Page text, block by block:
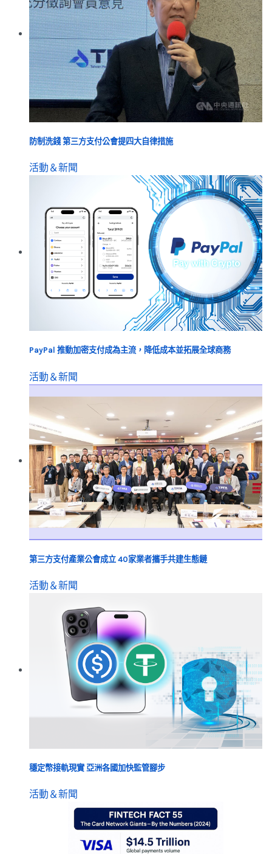
防制洗錢 第三方支付公會提四大自律措施
活動＆新聞
PayPal 推動加密支付成為主流，降低成本並拓展全球商務
活動＆新聞
第三方支付產業公會成立 40家業者攜手共建生態鏈
活動＆新聞
穩定幣接軌現實 亞洲各國加快監管腳步
活動＆新聞